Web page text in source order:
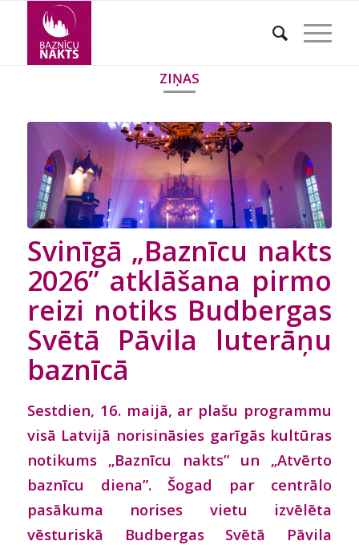
ZIŅAS
Svinīgā „Baznīcu nakts
2026” atklāšana pirmo
reizi notiks Budbergas
Svētā Pāvila luterāņu
baznīcā
Sestdien, 16. maijā, ar plašu programmu
visā Latvijā norisināsies garīgās kultūras
notikums „Baznīcu nakts” un „Atvērto
baznīcu diena”. Šogad par centrālo
pasākuma norises vietu izvēlēta
vēsturiskā Budbergas Svētā Pāvila